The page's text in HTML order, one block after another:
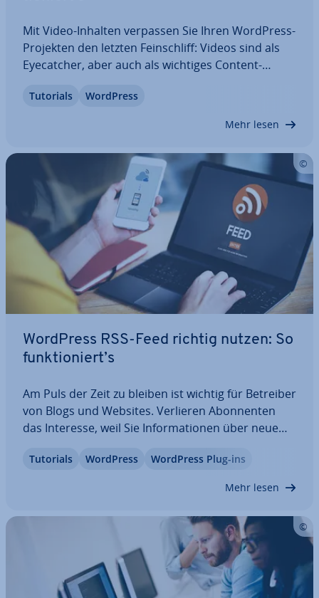
Mit Video-Inhalten verpassen Sie Ihren WordPress-
Projekten den letzten Fein­schliff: Videos sind als
Eye­cat­cher, aber auch als wichtiges Content-
Artikel erfahren Sie, welche Mög­lich­kei­ten
Tutorials WordPress
Mehr lesen
WordPress RSS-Feed richtig nutzen: So
funk­tio­niert’s
Am Puls der Zeit zu bleiben ist wichtig für Betreiber
von Blogs und Websites. Verlieren Abon­nen­ten
das Interesse, weil Sie In­for­ma­tio­nen über neue
mehr zurück. Ein WordPress RSS-Feed schafft
Tutorials WordPress WordPress Plug-ins
Mehr lesen